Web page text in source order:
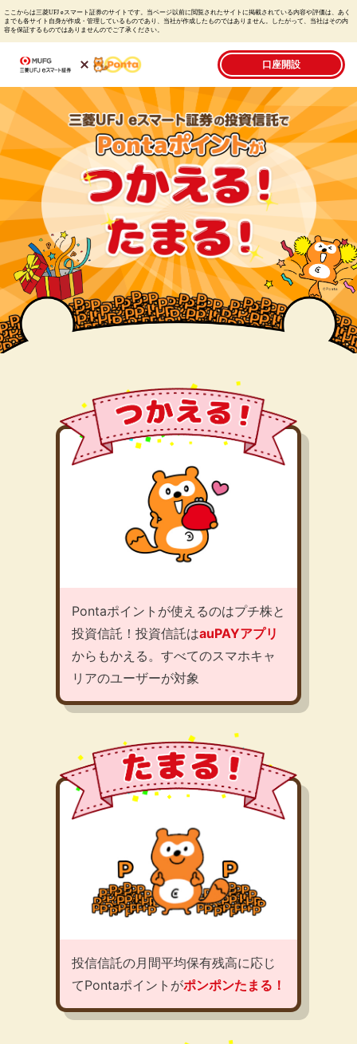
ここからは三菱UFJ eスマート証券のサイトです。当ページ以前に閲覧されたサイトに掲載されている内容や評価は、あく
までも各サイト自身が作成・管理しているものであり、当社が作成したものではありません。したがって、当社はその内
容を保証するものではありませんのでご了承ください。
口座開設
Pontaポイントが使えるのはプチ株と
投資信託！投資信託はauPAYアプリ
からもかえる。すべてのスマホキャ
リアのユーザーが対象
投信信託の月間平均保有残高に応じ
てPontaポイントがポンポンたまる！